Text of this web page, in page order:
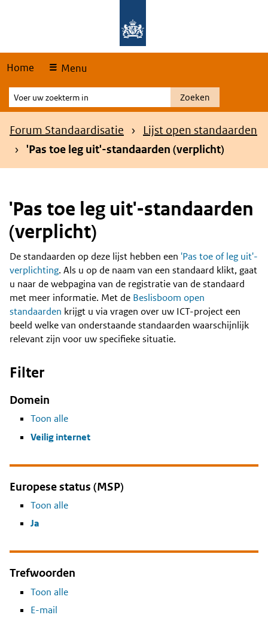
Home Menu
Voer
uw
zoekterm
Zoeken
Kruimelpad
Forum Standaardisatie
Lijst open standaarden
'Pas toe leg uit'-standaarden (verplicht)
'Pas toe leg uit'-standaarden
(verplicht)
Content
De standaarden op deze lijst hebben een 'Pas toe of leg uit'-
verplichting. Als u op de naam van een standaard klikt, gaat
u naar de webpagina van de registratie van de standaard
met meer informatie. Met de Beslisboom open
standaarden krijgt u via vragen over uw ICT-project een
beeld welke van onderstaande standaarden waarschijnlijk
relevant zijn voor uw specifieke situatie.
Filter
Domein
Toon alle
Veilig internet
Europese status (MSP)
Toon alle
Ja
Trefwoorden
Toon alle
E-mail